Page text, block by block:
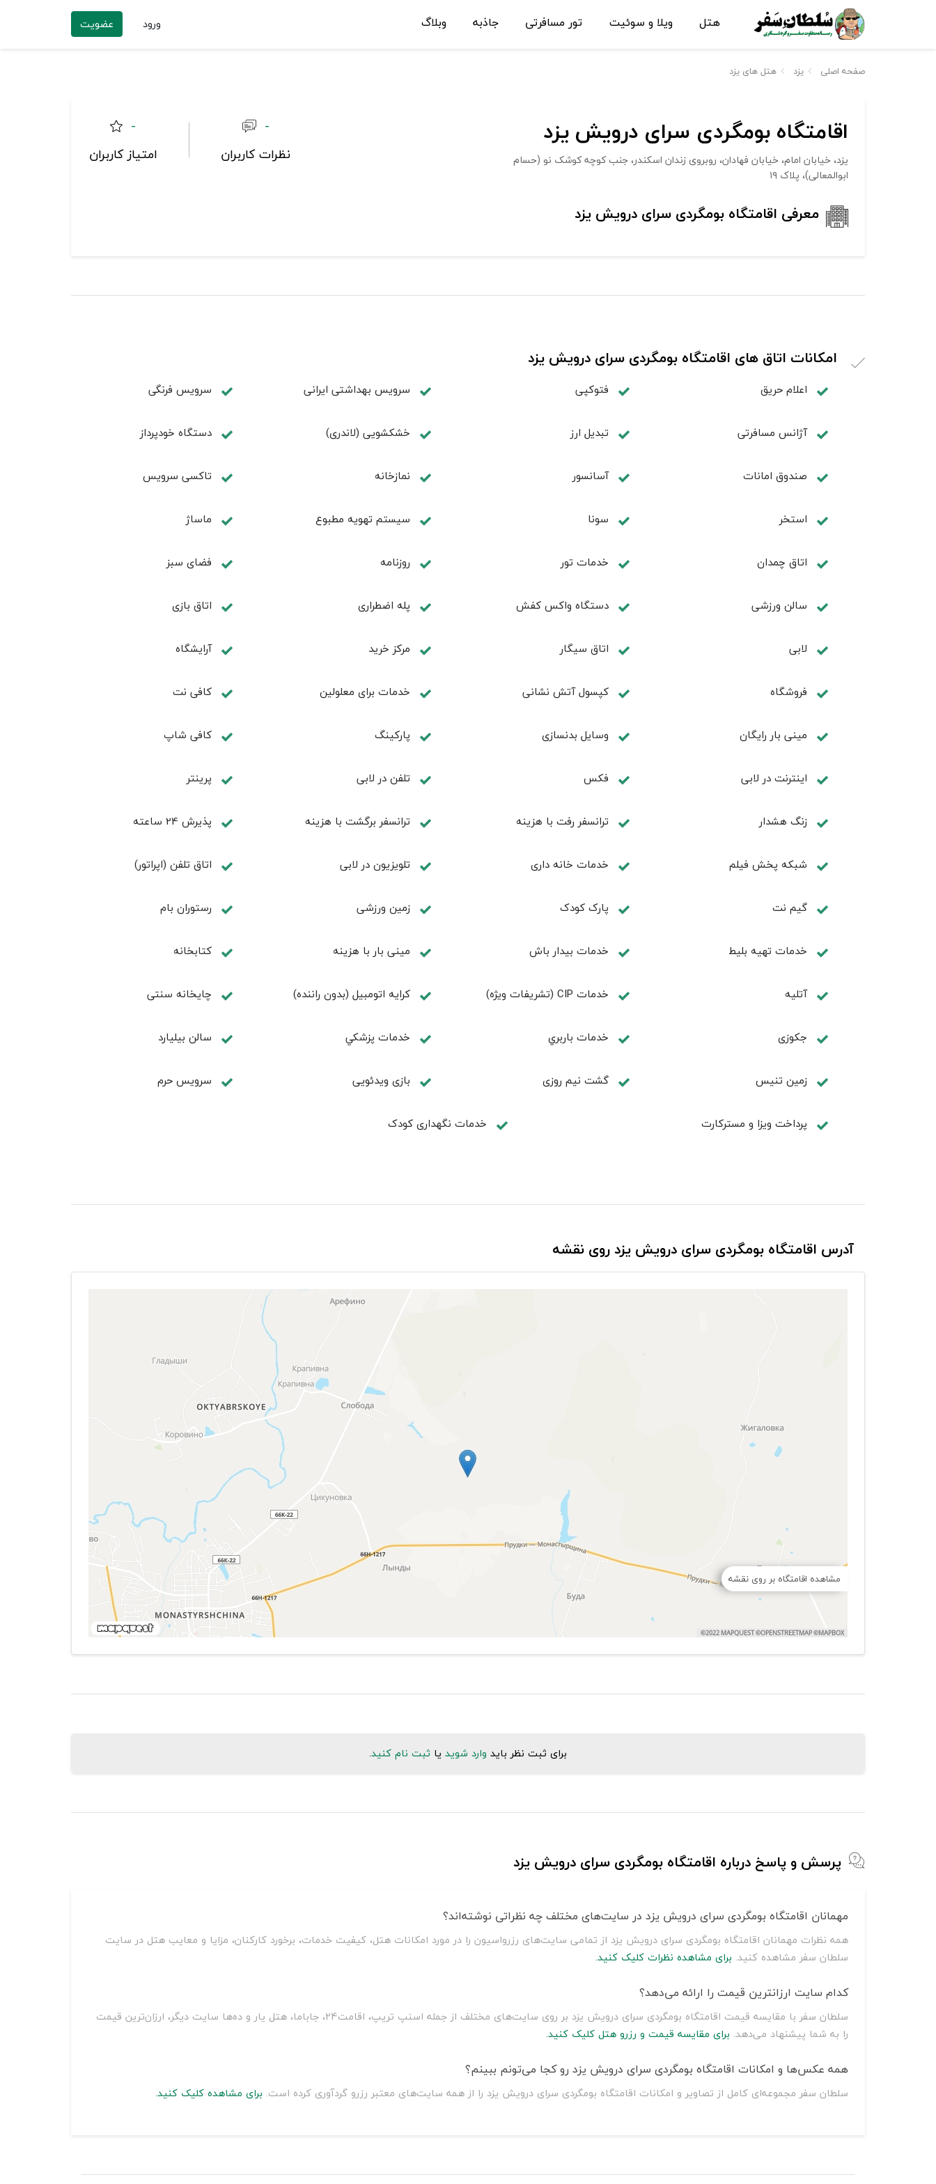
هتل ویلا و سوئیت تور مسافرتی جاذبه وبلاگ ورود عضویت
صفحه اصلی یزد هتل های یزد
اقامتگاه بومگردی سرای درویش يزد
یزد، خیابان امام، خیابان فهادان، روبروی زندان اسکندر، جنب کوچه کوشک نو (حسام
ابوالمعالی)، پلاک ۱۹
-
امتیاز کاربران
-
نظرات کاربران
معرفی اقامتگاه بومگردی سرای درویش يزد
امکانات اتاق های اقامتگاه بومگردی سرای درویش يزد
اعلام حریق فتوکپی سرویس بهداشتی ایرانی سرویس فرنگی
آژانس مسافرتی تبديل ارز خشکشویی (لاندری) دستگاه خودپرداز
صندوق امانات آسانسور نمازخانه تاکسی سرویس
استخر سونا سیستم تهویه مطبوع ماساژ
اتاق چمدان خدمات تور روزنامه فضای سبز
سالن ورزشی دستگاه واکس کفش پله اضطراری اتاق بازی
لابی اتاق سیگار مرکز خرید آرایشگاه
فروشگاه کپسول آتش نشانی خدمات برای معلولین کافی نت
مینی بار رایگان وسایل بدنسازی پاركينگ كافی شاپ
اينترنت در لابی فكس تلفن در لابی پرینتر
زنگ هشدار ترانسفر رفت با هزینه ترانسفر برگشت با هزینه پذیرش 24 ساعته
شبکه پخش فیلم خدمات خانه داری تلویزیون در لابی اتاق تلفن (اپراتور)
گیم نت پارک کودک زمین ورزشی رستوران بام
خدمات تهيه بليط خدمات بیدار باش مینی بار با هزینه كتابخانه
آتلیه خدمات CIP (تشریفات ویژه) کرایه اتومبیل (بدون راننده) چايخانه سنتی
جكوزی خدمات باربري خدمات پزشكي سالن بيليارد
زمين تنيس گشت نیم روزی بازی ویدئویی سرویس حرم
پرداخت ویزا و مسترکارت خدمات نگهداری کودک
آدرس اقامتگاه بومگردی سرای درویش يزد روی نقشه
مشاهده اقامتگاه بر روی نقشه
برای ثبت نظر باید وارد شوید یا ثبت نام کنید.
پرسش و پاسخ درباره اقامتگاه بومگردی سرای درویش يزد
مهمانان اقامتگاه بومگردی سرای درویش يزد در سایت‌های مختلف چه نظراتی نوشته‌اند؟
همه نظرات مهمانان اقامتگاه بومگردی سرای درویش يزد از تمامی سایت‌های رزرواسیون را در مورد امکانات هتل، کیفیت خدمات، برخورد کارکنان، مزایا و معایب هتل در سایت
سلطان سفر مشاهده کنید. برای مشاهده نظرات کلیک کنید.
کدام سایت ارزانترین قیمت را ارائه می‌دهد؟
سلطان سفر با مقایسه قیمت اقامتگاه بومگردی سرای درویش يزد بر روی سایت‌های مختلف از جمله اسنپ تریپ، اقامت24، جاباما، هتل یار و ده‌ها سایت دیگر، ارزان‌ترین قیمت
را به شما پیشنهاد می‌دهد. برای مقایسه قیمت و رزرو هتل کلیک کنید.
همه عکس‌ها و امکانات اقامتگاه بومگردی سرای درویش يزد رو کجا می‌تونم ببینم؟
سلطان سفر مجموعه‌ای کامل از تصاویر و امکانات اقامتگاه بومگردی سرای درویش يزد را از همه سایت‌های معتبر رزرو گردآوری کرده است. برای مشاهده کلیک کنید.